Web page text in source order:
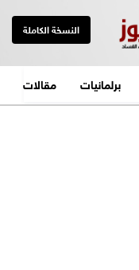
النسخة الكاملة
برلمانيات مقالات